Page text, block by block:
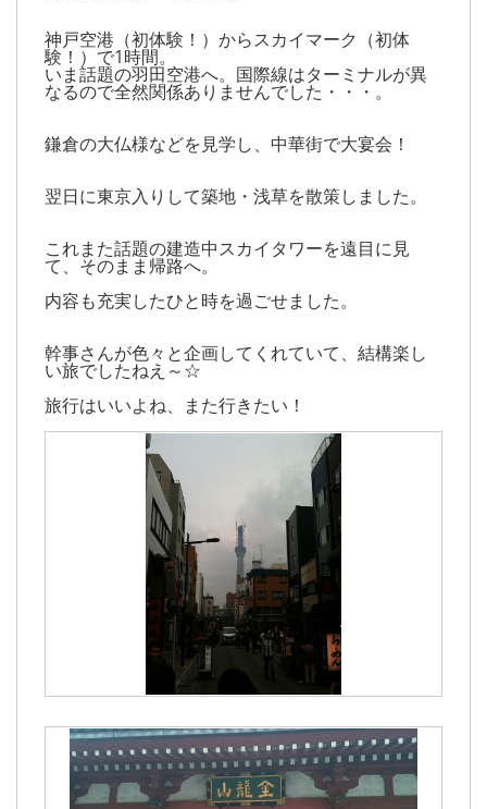
神戸空港（初体験！）からスカイマーク（初体
験！）で1時間。
いま話題の羽田空港へ。国際線はターミナルが異
なるので全然関係ありませんでした・・・。
鎌倉の大仏様などを見学し、中華街で大宴会！
翌日に東京入りして築地・浅草を散策しました。
これまた話題の建造中スカイタワーを遠目に見
て、そのまま帰路へ。
内容も充実したひと時を過ごせました。
幹事さんが色々と企画してくれていて、結構楽し
い旅でしたねえ～☆
旅行はいいよね、また行きたい！